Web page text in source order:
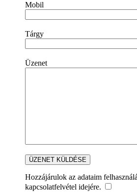
Mobil
Tárgy
Üzenet
Hozzájárulok az adataim
kapcsolatfelvétel idejére.